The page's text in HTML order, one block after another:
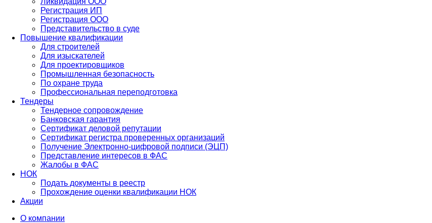
Регистрация ИП
Регистрация ООО
Представительство в суде
Повышение квалификации
Для строителей
Для изыскателей
Для проектировщиков
Промышленная безопасность
По охране труда
Профессиональная переподготовка
Тендеры
Тендерное сопровождение
Банковская гарантия
Сертификат деловой репутации
Сертификат регистра проверенных организаций
Получение Электронно-цифровой подписи (ЭЦП)
Представление интересов в ФАС
Жалобы в ФАС
НОК
Подать документы в реестр
Прохождение оценки квалификации НОК
Акции
О компании